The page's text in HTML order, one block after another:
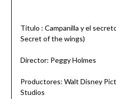
Titulo : Campanilla y el
Secret of the wings)
Director: Peggy Holmes
Productores: Walt Disney
Studios